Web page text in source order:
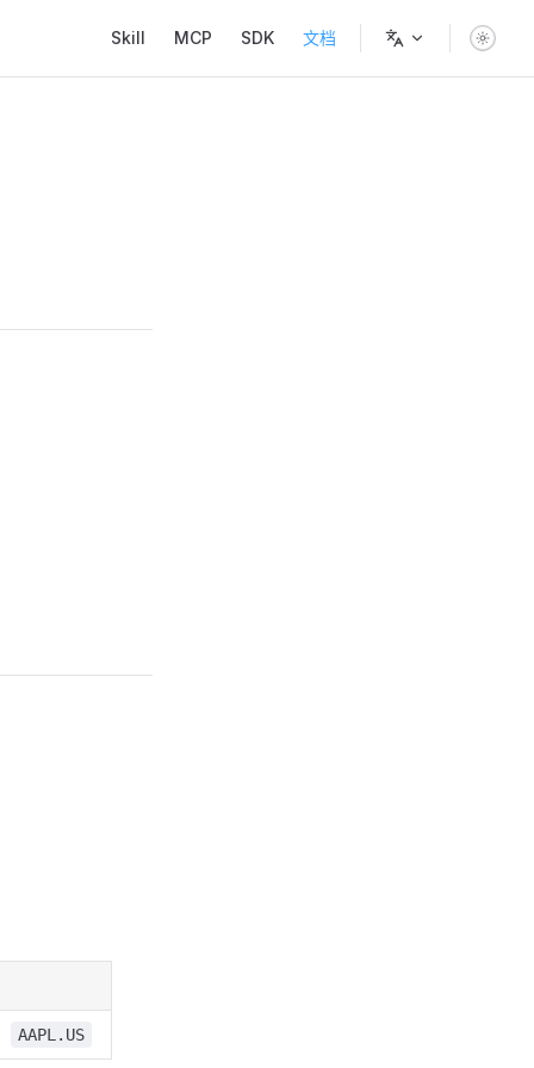
Skill MCP SDK 文档
AAPL.US